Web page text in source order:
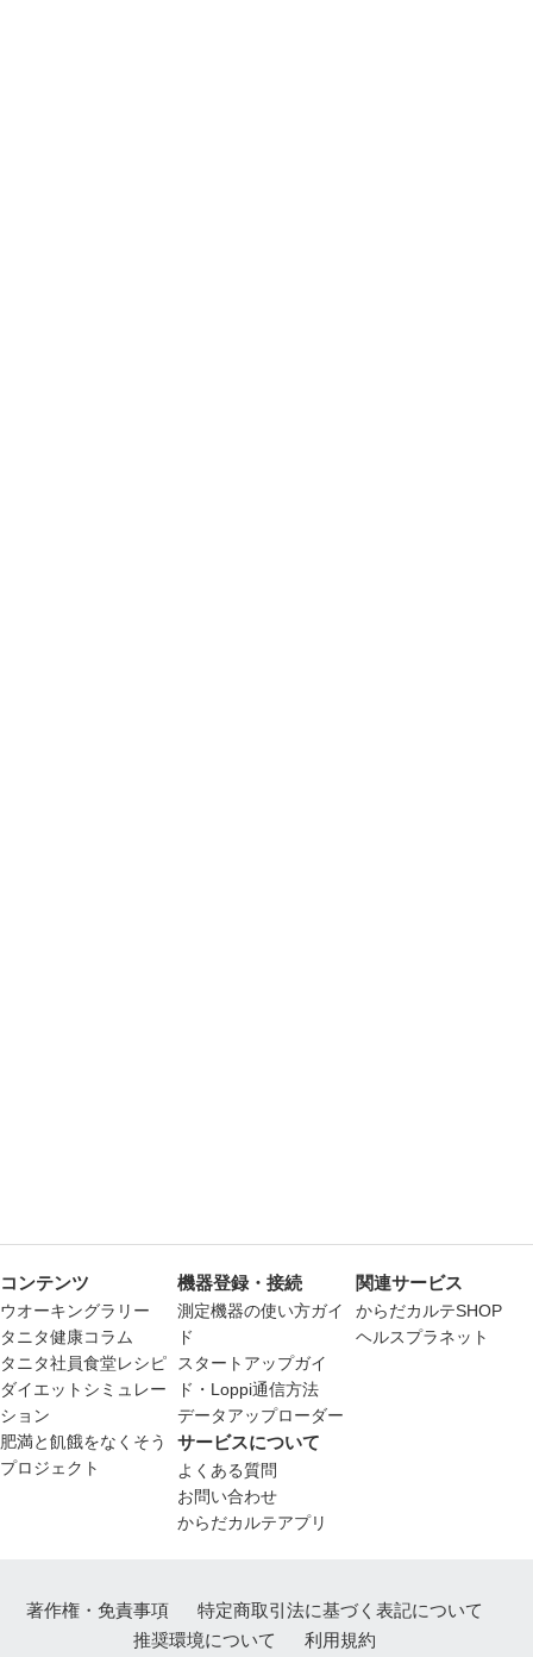
コンテンツ
ウオーキングラリー
タニタ健康コラム
タニタ社員食堂レシピ
ダイエットシミュレー
ション
肥満と飢餓をなくそう
プロジェクト
機器登録・接続
測定機器の使い方ガイ
ド
スタートアップガイ
ド・Loppi通信方法
データアップローダー
サービスについて
よくある質問
お問い合わせ
からだカルテアプリ
関連サービス
からだカルテSHOP
ヘルスプラネット
著作権・免責事項
特定商取引法に基づく表記について
推奨環境について
利用規約